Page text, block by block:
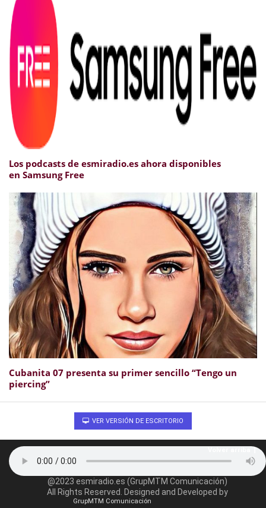
Los podcasts de esmiradio.es ahora disponibles
en Samsung Free
Cubanita 07 presenta su primer sencillo “Tengo un
piercing”
VER VERSIÓN DE ESCRITORIO
@2023 esmiradio.es (GrupMTM Comunicación)
All Rights Reserved. Designed and Developed by
GrupMTM Comunicación